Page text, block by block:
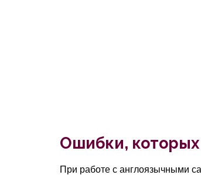
Ошибки, которых
При работе с англоязычными